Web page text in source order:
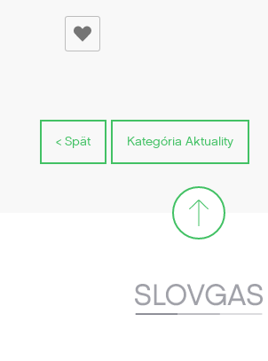
< Spät Kategória Aktuality